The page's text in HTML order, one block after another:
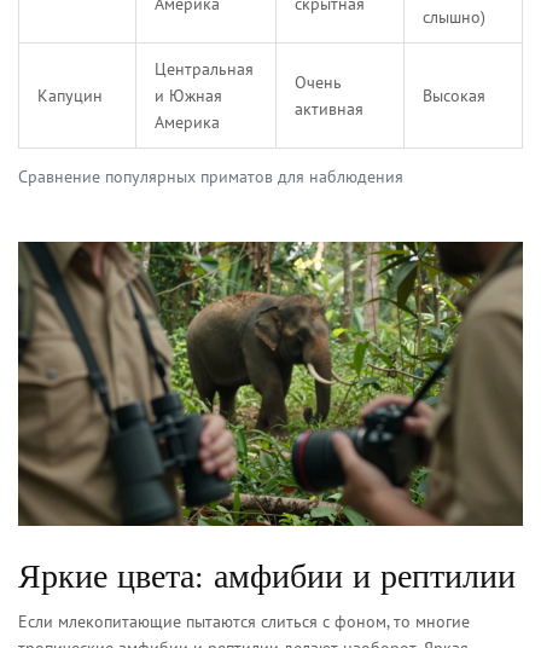
Сравнение популярных приматов для наблюдения
слышно)
Капуцин
Центральная
и Южная
Америка
Очень
активная
Высокая
Яркие цвета: амфибии и рептилии
Если млекопитающие пытаются слиться с фоном, то многие